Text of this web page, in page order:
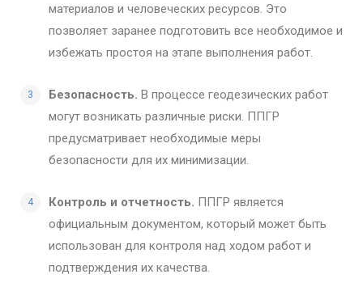
материалов и человеческих ресурсов. Это
позволяет заранее подготовить все необходимое и
избежать простоя на этапе выполнения работ.
Безопасность. В процессе геодезических работ
могут возникать различные риски. ППГР
предусматривает необходимые меры
безопасности для их минимизации.
Контроль и отчетность. ППГР является
официальным документом, который может быть
использован для контроля над ходом работ и
подтверждения их качества.